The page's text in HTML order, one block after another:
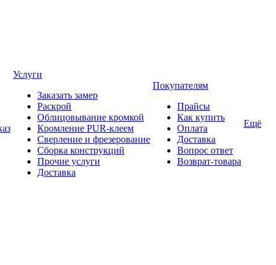
Услуги
Заказать замер
Раскрой
Облицовывание кромкой
Кромление PUR-клеем
Сверление и фрезерование
Сборка конструкций
Прочие услуги
Доставка
Покупателям
Прайсы
Как купить
Оплата
Доставка
Вопрос ответ
Возврат-товара
Ещё